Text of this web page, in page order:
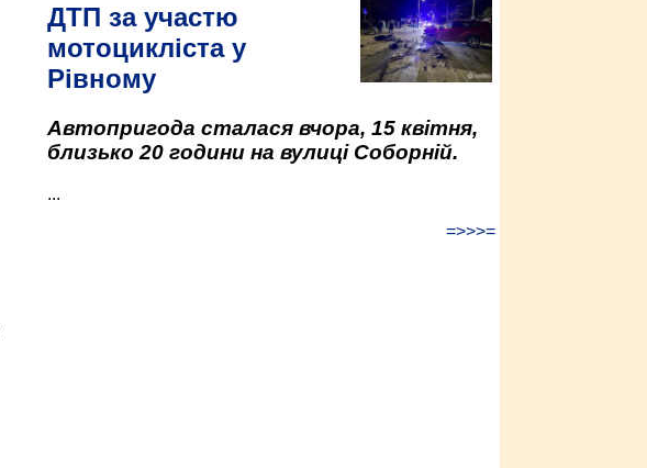
ДТП за участю
мотоцикліста у
Рівному
Автопригода сталася вчора, 15 квітня,
близько 20 години на вулиці Соборній.
...
=>>>=